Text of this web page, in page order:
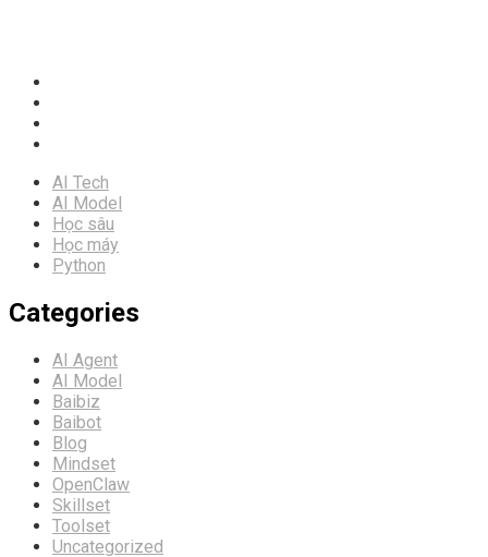
AI Tech
AI Model
Học sâu
Học máy
Python
Categories
AI Agent
AI Model
Baibiz
Baibot
Blog
Mindset
OpenClaw
Skillset
Toolset
Uncategorized